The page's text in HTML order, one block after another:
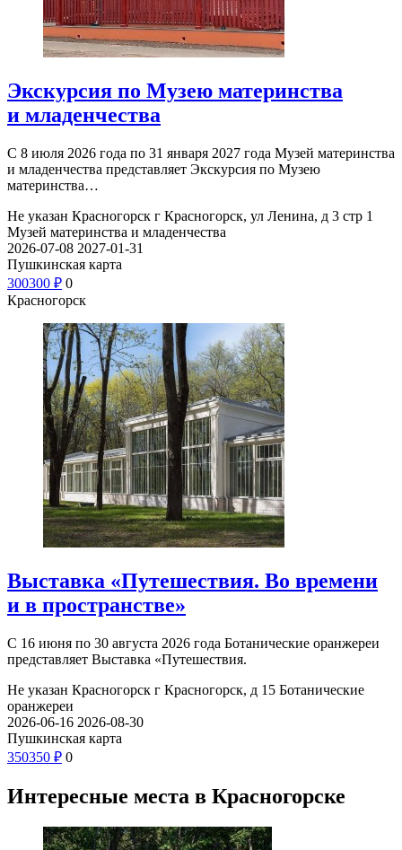
Экскурсия по Музею материнства
и младенчества
С 8 июля 2026 года по 31 января 2027 года Музей материнства
и младенчества представляет Экскурсия по Музею
материнства…
Не указан Красногорск г Красногорск, ул Ленина, д 3 стр 1
Музей материнства и младенчества
2026-07-08 2027-01-31
Пушкинская карта
300300 ₽ 0
Красногорск
Выставка «Путешествия. Во времени
и в пространстве»
С 16 июня по 30 августа 2026 года Ботанические оранжереи
представляет Выставка «Путешествия.
Не указан Красногорск г Красногорск, д 15 Ботанические
оранжереи
2026-06-16 2026-08-30
Пушкинская карта
350350 ₽ 0
Интересные места в Красногорске